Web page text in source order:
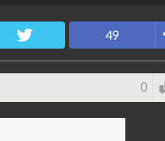
138.069 foto 49
0